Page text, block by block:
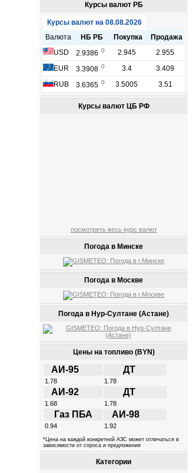
Курсы валют РБ
Курсы валют ЦБ РФ
посмотреть весь курс валют
Погода в Минске
Погода в Москве
Погода в Нур-Султане (Астане)
Цены на топливо (BYN)
АИ-95 ДТ
1.78 1.78
АИ-92 ДТ
1.68 1.78
Газ ПБА АИ-98
0.94 1.92
*Цена на каждой конкретной АЗС может отличаться в
зависимости от спроса и предложения
Категории